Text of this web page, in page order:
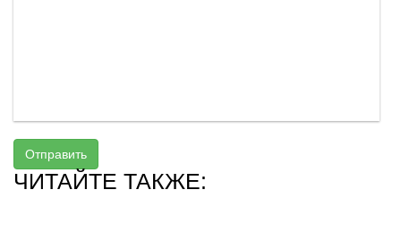
Отправить
ЧИТАЙТЕ ТАКЖЕ: